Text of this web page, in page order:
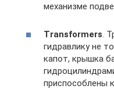
механизме
Transformers .
гидравлику не
капот, крышка
приспособлены